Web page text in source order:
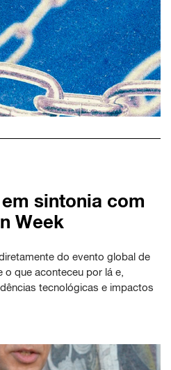
sintonia com
Week
do evento global de
que aconteceu por lá e,
tecnológicas e impactos